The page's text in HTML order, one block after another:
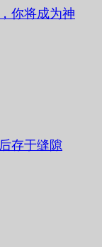
你将成为神
存于缝隙